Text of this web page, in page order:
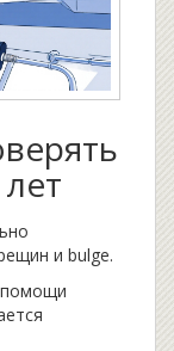
и bulge.
помощи